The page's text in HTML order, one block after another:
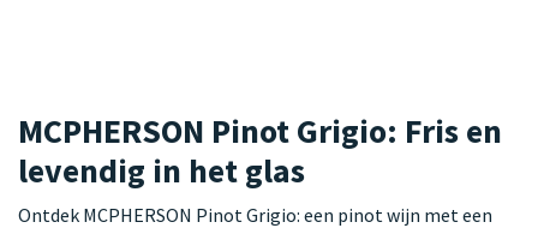
MCPHERSON Pinot Grigio: Fris en
levendig in het glas
Ontdek MCPHERSON Pinot Grigio: een pinot wijn met een